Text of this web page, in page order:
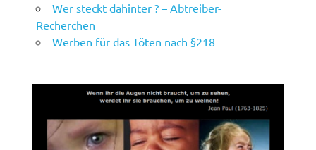
Wer steckt dahinter ? – Abtreiber-
Recherchen
Werben für das Töten nach §218